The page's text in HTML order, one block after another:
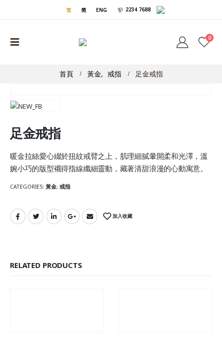
繁 简 ENG 2234 7688
0
首頁 黃金, 戒指 足金戒指
足金戒指
暖金拉絲愛心綴於扭紋戒臂之上，肌理細膩暈開柔和光澤，溫
婉小巧的版型襯得指線纖細靈動，藏著清甜浪漫的心動寓意。
CATEGORIES: 黃金, 戒指
加入收藏
RELATED PRODUCTS